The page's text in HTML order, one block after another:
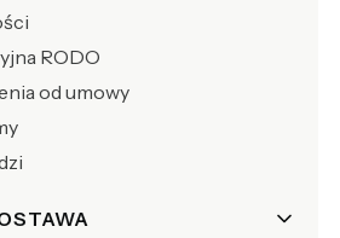
RODO
od umowy